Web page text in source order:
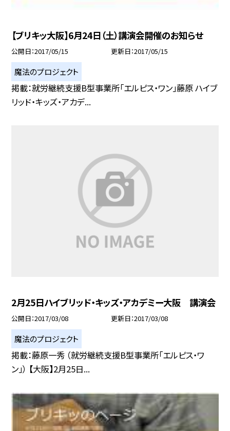
【ブリキッ大阪】6月24日（土）講演会開催のお知らせ
公開日 2017/05/15 更新日 2017/05/15
魔法のプロジェクト
掲載：就労継続支援B型事業所「エルピス・ワン」藤原 ハイブ
リッド・キッズ・アカデ...
2月25日ハイブリッド・キッズ・アカデミー大阪 講演会
公開日 2017/03/08 更新日 2017/03/08
魔法のプロジェクト
掲載：藤原一秀 （就労継続支援B型事業所「エルピス・ワ
ン」） 【大阪】2月25日...